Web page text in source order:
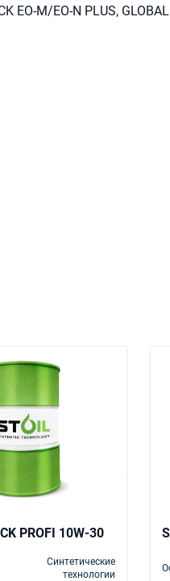
EO-M/EO-N PLUS,
PROFI 10W-30
Синтетические
технологии